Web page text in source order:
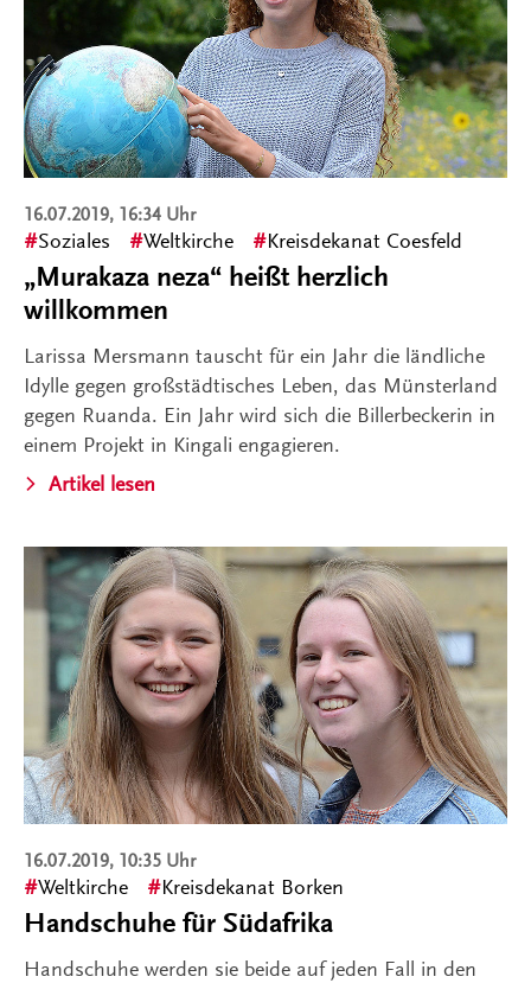
16.07.2019, 16:34 Uhr
Soziales Weltkirche Kreisdekanat Coesfeld
„Murakaza neza“ heißt herzlich
willkommen
Larissa Mersmann tauscht für ein Jahr die ländliche
Idylle gegen großstädtisches Leben, das Münsterland
gegen Ruanda. Ein Jahr wird sich die Billerbeckerin in
einem Projekt in Kingali engagieren.
Artikel lesen
16.07.2019, 10:35 Uhr
Weltkirche Kreisdekanat Borken
Handschuhe für Südafrika
Handschuhe werden sie beide auf jeden Fall in den